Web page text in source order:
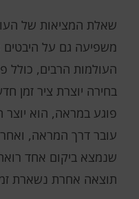
שאלת המציאות של
משפיעה גם על היבטים
העולמות הרבים, כולל
בחירה יוצרת ציר זמן
פוגע במראה, הוא
עובר דרך המראה,
שנמצא ביקום אחד
תוצאה אחרת נשארת